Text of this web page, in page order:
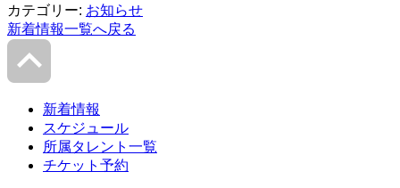
カテゴリー: お知らせ
新着情報一覧へ戻る
新着情報
スケジュール
所属タレント一覧
チケット予約